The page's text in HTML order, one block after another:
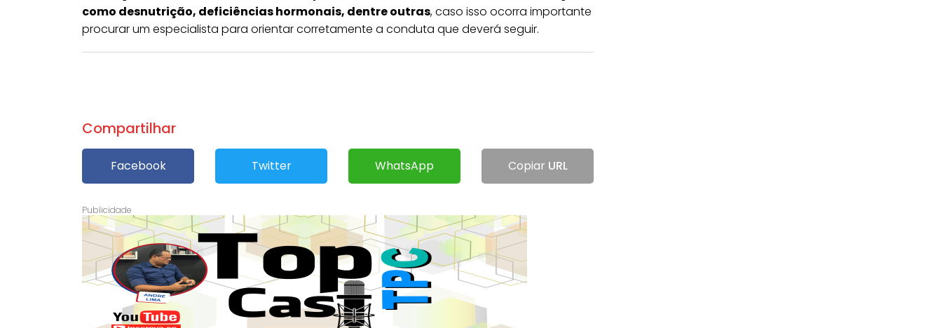
como desnutrição, deficiências hormonais, dentre outras, caso isso ocorra importante
procurar um especialista para orientar corretamente a conduta que deverá seguir.
Compartilhar
Facebook Twitter WhatsApp Copiar URL